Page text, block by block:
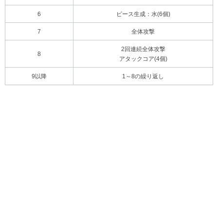
6 ピース生成：水(6個)
7 全体攻撃
8
2回連続全体攻撃
アタックコア(4個)
9以降 1～8の繰り返し